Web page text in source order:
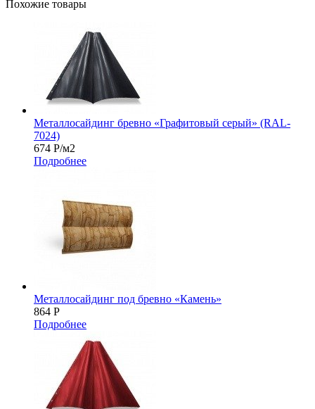
Похожие товары
Металлосайдинг бревно «Графитовый серый» (RAL-
7024)
674 Р/м2
Подробнее
Металлосайдинг под бревно «Камень»
864 Р
Подробнее